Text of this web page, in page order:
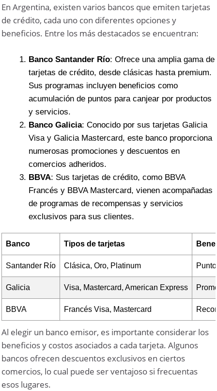
En Argentina, existen varios bancos que emiten tarjetas
de crédito, cada uno con diferentes opciones y
beneficios. Entre los más destacados se encuentran:
Banco Santander Río: Ofrece una amplia gama de
tarjetas de crédito, desde clásicas hasta premium.
Sus programas incluyen beneficios como
acumulación de puntos para canjear por productos
y servicios.
Banco Galicia: Conocido por sus tarjetas Galicia
Visa y Galicia Mastercard, este banco proporciona
numerosas promociones y descuentos en
comercios adheridos.
BBVA: Sus tarjetas de crédito, como BBVA
Francés y BBVA Mastercard, vienen acompañadas
de programas de recompensas y servicios
exclusivos para sus clientes.
Banco Tipos de tarjetas
Santander Río Clásica, Oro, Platinum
Galicia Visa, Mastercard, American Express
BBVA Francés Visa, Mastercard
Al elegir un banco emisor, es importante considerar los
beneficios y costos asociados a cada tarjeta. Algunos
bancos ofrecen descuentos exclusivos en ciertos
comercios, lo cual puede ser ventajoso si frecuentas
esos lugares.